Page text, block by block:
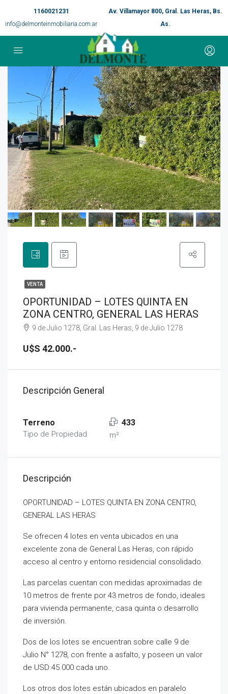
1160021231
info@delmonteinmobiliaria.com.ar
Av. Villamayor 800, Gral. Las Heras, Bs.
As.
VENTA
OPORTUNIDAD – LOTES QUINTA EN
ZONA CENTRO, GENERAL LAS HERAS
9 de Julio 1278, Gral. Las Heras, 9 de Julio 1278
U$S 42.000.-
Descripción General
Terreno
Tipo de Propiedad
433
m²
Descripción
OPORTUNIDAD – LOTES QUINTA EN ZONA CENTRO,
GENERAL LAS HERAS
Se ofrecen 4 lotes en venta ubicados en una
excelente zona de General Las Heras, con rápido
acceso al centro y entorno residencial consolidado.
Las parcelas cuentan con medidas aproximadas de
10 metros de frente por 43 metros de fondo, ideales
para vivienda permanente, casa quinta o desarrollo
de inversión.
Dos de los lotes se encuentran sobre calle 9 de
Julio N° 1278, con frente a asfalto, y poseen un valor
de USD 45.000 cada uno.
Los otros dos lotes están ubicados en paralelo